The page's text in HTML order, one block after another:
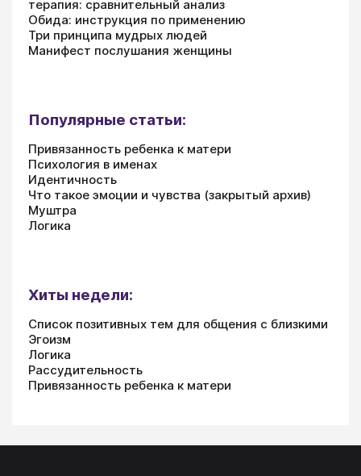
терапия: сравнительный анализ
Обида: инструкция по применению
Три принципа мудрых людей
Манифест послушания женщины
Популярные статьи:
Привязанность ребенка к матери
Психология в именах
Идентичность
Что такое эмоции и чувства (закрытый архив)
Муштра
Логика
Хиты недели:
Список позитивных тем для общения с близкими
Эгоизм
Логика
Рассудительность
Привязанность ребенка к матери